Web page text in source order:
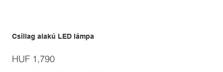
Csillag alakú LED lámpa
Price
HUF 1,790